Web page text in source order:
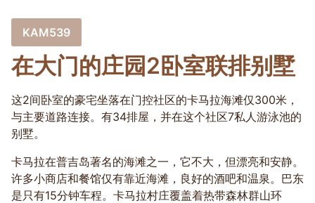
KAM539
在大门的庄园2卧室联排别墅
这2间卧室的豪宅坐落在门控社区的卡马拉海滩仅300米，
与主要道路连接。有34排屋，并在这个社区7私人游泳池的
别墅。
卡马拉在普吉岛著名的海滩之一，它不大，但漂亮和安静。
许多小商店和餐馆仅有靠近海滩，良好的酒吧和温泉。巴东
是只有15分钟车程。卡马拉村庄覆盖着热带森林群山环